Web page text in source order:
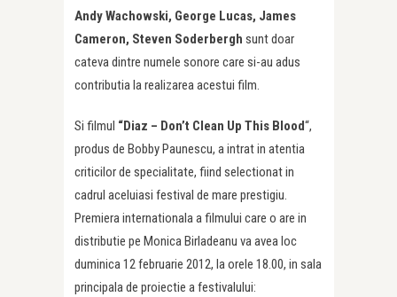
Andy Wachowski, George Lucas, James
Cameron, Steven Soderbergh sunt doar
cateva dintre numele sonore care si-au adus
contributia la realizarea acestui film.
Si filmul “Diaz – Don’t Clean Up This Blood“,
produs de Bobby Paunescu, a intrat in atentia
criticilor de specialitate, fiind selectionat in
cadrul aceluiasi festival de mare prestigiu.
Premiera internationala a filmului care o are in
distributie pe Monica Birladeanu va avea loc
duminica 12 februarie 2012, la orele 18.00, in sala
principala de proiectie a festivalului: